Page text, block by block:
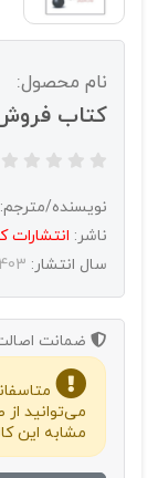
نام محصول:
کتاب
نویسنده/مترجم:
ناشر: انتشارات
سال انتشار:
ضمانت
می‌توانید
مشابه این